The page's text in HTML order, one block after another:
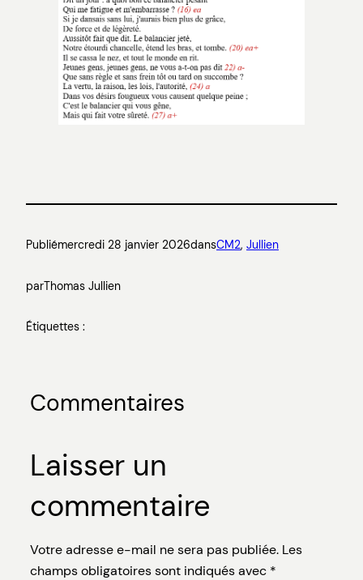
Publiémercredi 28 janvier 2026dansCM2, Jullien
parThomas Jullien
Étiquettes :
Commentaires
Laisser un
commentaire
Votre adresse e-mail ne sera pas publiée. Les
champs obligatoires sont indiqués avec *